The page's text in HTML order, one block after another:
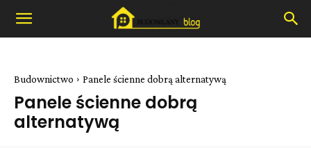
Budownictwo Panele ścienne dobrą alternatywą
Panele ścienne dobrą
alternatywą